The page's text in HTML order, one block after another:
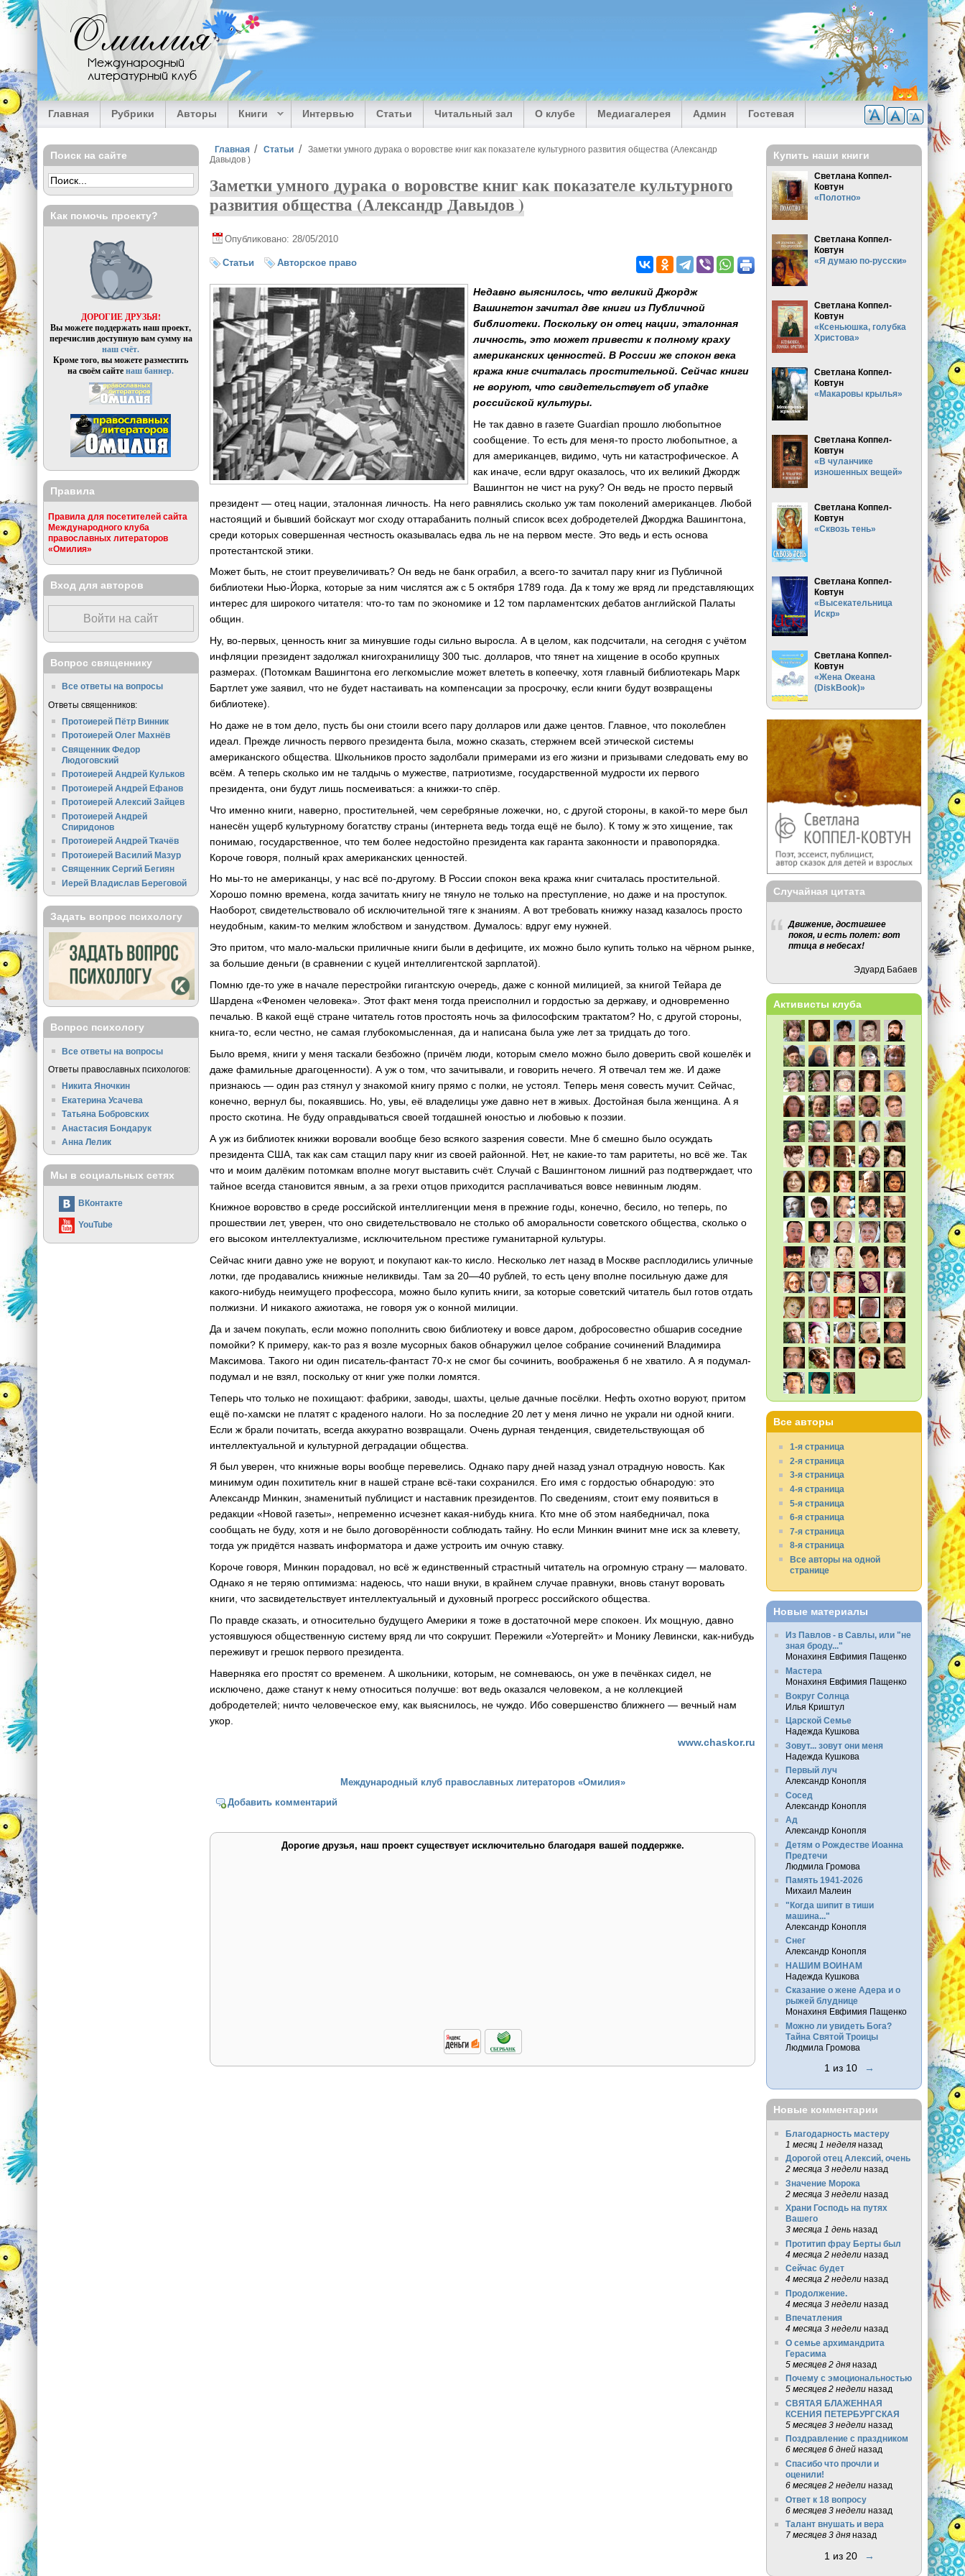
Перейти к основному содержанию
Омилия
Международный
литературный клуб
Главная Рубрики Авторы Книги Интервью Статьи Читальный зал О клубе Медиагалерея Админ Гостевая
Вы здесь
Главная Статьи
Заметки умного дурака о воровстве книг как показателе культурного развития общества (Александр
Давыдов )
Заметки умного дурака о воровстве книг как показателе культурного
развития общества (Александр Давыдов )
Опубликовано: 28/05/2010
Статьи Авторское право
Недавно выяснилось, что великий Джордж
Вашингтон зачитал две книги из Публичной
библиотеки. Поскольку он отец нации, эталонная
личность, это может привести к полному краху
американских ценностей. В России же спокон века
кража книг считалась простительной. Сейчас книги
не воруют, что свидетельствует об упадке
российской культуры.
Не так давно в газете Guardian прошло любопытное
сообщение. То есть для меня-то просто любопытное, а
для американцев, видимо, чуть ни катастрофическое. А
как иначе, если вдруг оказалось, что их великий Джордж
Вашингтон не чист на руку? Он ведь не просто первый
президент — отец нации, эталонная личность. На него равнялись сколько уж там поколений американцев. Любой
настоящий и бывший бойскаут мог сходу оттарабанить полный список всех добродетелей Джорджа Вашингтона,
среди которых совершенная честность оказывалась едва ль не на первом месте. Это ведь и есть основа
протестантской этики.
Может быть, не стоит преувеличивать? Он ведь не банк ограбил, а всего-то зачитал пару книг из Публичной
библиотеки Нью-Йорка, которые за ним числятся аж с 5 октября 1789 года. Да к тому же вряд ли представляющих
интерес для широкого читателя: что-то там по экономике и 12 том парламентских дебатов английской Палаты
общин.
Ну, во-первых, ценность книг за минувшие годы сильно выросла. А в целом, как подсчитали, на сегодня с учётом
инфляции президент задолжал книгохранилищу 300 тыс. долларов, что тянет на хищение в особо крупных
размерах. (Потомкам Вашингтона его легкомыслие может влететь в копеечку, хотя главный библиотекарь Марк
Бартлет уже заявил, что не будет настаивать на компенсации за просрочку, если книги будут возвращены
библиотеке).
Но даже не в том дело, пусть бы они стоили всего пару долларов или даже центов. Главное, что поколеблен
идеал. Прежде личность первого президента была, можно сказать, стержнем всей этической системы
американского общества. Школьников просто задолбали примерами из его жизни и призывами следовать ему во
всём. А теперь сколько им не талдычь о мужестве, патриотизме, государственной мудрости их первого
президента, они будут лишь посмеиваться: а книжки-то спёр.
Что именно книги, наверно, простительней, чем серебряные ложечки, но, с другой стороны, в какой-то мере был
нанесён ущерб культурному богатству страны (интернета ведь тогда ещё не было). К тому ж это хищение, так
понимаю, государственное, что тем более недостойно президента как гаранта законности и правопорядка.
Короче говоря, полный крах американских ценностей.
Но мы-то не американцы, у нас всё по-другому. В России спокон века кража книг считалась простительной.
Хорошо помню времена, когда зачитать книгу не тянуло не только на преступление, но даже и на проступок.
Наоборот, свидетельствовало об исключительной тяге к знаниям. А вот требовать книжку назад казалось просто
неудобным, каким-то мелким жлобством и занудством. Думалось: вдруг ему нужней.
Это притом, что мало-мальски приличные книги были в дефиците, их можно было купить только на чёрном рынке,
за большие деньги (в сравнении с куцей интеллигентской зарплатой).
Помню где-то уже в начале перестройки гигантскую очередь, даже с конной милицией, за книгой Тейара де
Шардена «Феномен человека». Этот факт меня тогда преисполнил и гордостью за державу, и одновременно
печалью. В какой ещё стране читатель готов простоять ночь за философским трактатом? Но, с другой стороны,
книга-то, если честно, не самая глубокомысленная, да и написана была уже лет за тридцать до того.
Было время, книги у меня таскали безбожно (причём люди, которым смело можно было доверить свой кошелёк и
даже фамильные драгоценности). А уж о том, что зачитывали, и говорить нечего. Я отвечал тем же. И даже
признаюсь — один раз стянул у знакомой книгу прямо с полки, не устоял. Теперь меня совесть мучит. Сейчас,
конечно, вернул бы, покаявшись. Но, увы, её владелицы уже давно нет в живых. Достойная была женщина. А я
просто скотина. Не буду оправдываться своей тогдашней юностью и любовью к поэзии.
А уж из библиотек книжки воровали вообще безо всякого зазрения совести. Мне б смешно было осуждать
президента США, так как сам стащил пару книг из своей районной. Нет, не какие-то там раритеты, но всё же. Так
что и моим далёким потомкам вполне могут выставить счёт. Случай с Вашингтоном лишний раз подтверждает, что
тайное всегда становится явным, а за грехи отцов приходится расплачиваться вовсе невинным людям.
Книжное воровство в среде российской интеллигенции меня в прежние годы, конечно, бесило, но теперь, по
прошествии лет, уверен, что оно свидетельствовало не столько об аморальности советского общества, сколько о
его высоком интеллектуализме, исключительном престиже гуманитарной культуры.
Сейчас книги давно уже не воруют, и покупают как-то кисло. Несколько лет назад в Москве расплодились уличные
лотки, где продавались книжные неликвиды. Там за 20—40 рублей, то есть цену вполне посильную даже для
какого-нибудь неимущего профессора, можно было купить книги, за которые советский читатель был готов отдать
полжизни. И никакого ажиотажа, не говоря уж о конной милиции.
Да и зачем покупать, если можно пополнить свою библиотеку и вовсе даром, добросовестно обшарив соседние
помойки? К примеру, как-то раз я возле мусорных баков обнаружил целое собрание сочинений Владимира
Максимова. Такого ни один писатель-фантаст 70-х не смог бы сочинить, воображенья б не хватило. А я подумал-
подумал и не взял, поскольку от книг уже полки ломятся.
Теперь что только не похищают: фабрики, заводы, шахты, целые дачные посёлки. Нефть охотно воруют, притом
ещё по-хамски не платят с краденого налоги. Но за последние 20 лет у меня лично не украли ни одной книги.
Если ж брали почитать, всегда аккуратно возвращали. Очень дурная тенденция, свидетельствующая об
интеллектуальной и культурной деградации общества.
Я был уверен, что книжные воры вообще перевелись. Однако пару дней назад узнал отрадную новость. Как
минимум один похититель книг в нашей стране всё-таки сохранился. Его имя с гордостью обнародую: это
Александр Минкин, знаменитый публицист и наставник президентов. По сведениям, стоит ему появиться в
редакции «Новой газеты», непременно исчезнет какая-нибудь книга. Кто мне об этом наябедничал, пока
сообщать не буду, хотя и не было договорённости соблюдать тайну. Но если Минкин вчинит мне иск за клевету,
тогда уж придётся назвать информатора и даже устроить им очную ставку.
Короче говоря, Минкин порадовал, но всё ж единственный страстный читатель на огромную страну — маловато.
Однако я не теряю оптимизма: надеюсь, что наши внуки, в крайнем случае правнуки, вновь станут воровать
книги, что засвидетельствует интеллектуальный и духовный прогресс российского общества.
По правде сказать, и относительно будущего Америки я тоже в достаточной мере спокоен. Их мощную, давно
устоявшуюся общественную систему вряд ли что сокрушит. Пережили «Уотергейт» и Монику Левински, как-нибудь
переживут и грешок первого президента.
Наверняка его простят со временем. А школьники, которым, не сомневаюсь, он уже в печёнках сидел, не
исключено, даже станут к нему относиться получше: вот ведь оказался человеком, а не коллекцией
добродетелей; ничто человеческое ему, как выяснилось, не чуждо. Ибо совершенство ближнего — вечный нам
укор.
www.chaskor.ru
Международный клуб православных литераторов «Омилия»
Добавить комментарий
Дорогие друзья, наш проект существует исключительно благодаря вашей поддержке.
Поиск на сайте
Как помочь проекту?
ДОРОГИЕ ДРУЗЬЯ!
Вы можете поддержать наш проект,
перечислив доступную вам сумму на
наш счёт.
Кроме того, вы можете разместить
на своём сайтенаш баннер.
Правила
Правила для посетителей сайта
Международного клуба
православных литераторов
«Омилия»
Вход для авторов
Войти на сайт
Вопрос священнику
Все ответы на вопросы
Ответы священников:
Протоиерей Пётр Винник
Протоиерей Олег Махнёв
Священник Федор
Людоговский
Протоиерей Андрей Кульков
Протоиерей Андрей Ефанов
Протоиерей Алексий Зайцев
Протоиерей Андрей
Спиридонов
Протоиерей Андрей Ткачёв
Протоиерей Василий Мазур
Священник Сергий Бегиян
Иерей Владислав Береговой
Задать вопрос психологу
Вопрос психологу
Все ответы на вопросы
Ответы православных психологов:
Никита Яночкин
Екатерина Усачева
Татьяна Бобровских
Анастасия Бондарук
Анна Лелик
Мы в социальных сетях
ВКонтакте
YouTube
Купить наши книги
Светлана Коппел-
Ковтун
«Полотно»
Светлана Коппел-
Ковтун
«Я думаю по-русски»
Светлана Коппел-
Ковтун
«Ксеньюшка, голубка
Христова»
Светлана Коппел-
Ковтун
«Макаровы крылья»
Светлана Коппел-
Ковтун
«В чуланчике
изношенных вещей»
Светлана Коппел-
Ковтун
«Сквозь тень»
Светлана Коппел-
Ковтун
«Высекательница
Искр»
Светлана Коппел-
Ковтун
«Жена Океана
(DiskBook)»
Случайная цитата
Движение, достигшее
покоя, и есть полет: вот
птица в небесах!
Эдуард Бабаев
Активисты клуба
Все авторы
1-я страница
2-я страница
3-я страница
4-я страница
5-я страница
6-я страница
7-я страница
8-я страница
Все авторы на одной
странице
Новые материалы
Из Павлов - в Савлы, или "не
зная броду..."
Монахиня Евфимия Пащенко
Мастера
Монахиня Евфимия Пащенко
Вокруг Солнца
Илья Криштул
Царской Семье
Надежда Кушкова
Зовут... зовут они меня
Надежда Кушкова
Первый луч
Александр Конопля
Сосед
Александр Конопля
Ад
Александр Конопля
Детям о Рождестве Иоанна
Предтечи
Людмила Громова
Память 1941-2026
Михаил Малеин
"Когда шипит в тиши
машина..."
Александр Конопля
Снег
Александр Конопля
НАШИМ ВОИНАМ
Надежда Кушкова
Сказание о жене Адера и о
рыжей блуднице
Монахиня Евфимия Пащенко
Можно ли увидеть Бога?
Тайна Святой Троицы
Людмила Громова
1 из 10 →
Новые комментарии
Благодарность мастеру
1 месяц 1 неделяназад
Дорогой отец Алексий, очень
2 месяца 3 неделиназад
Значение Морока
2 месяца 3 неделиназад
Храни Господь на путях
Вашего
3 месяца 1 деньназад
Протитип фрау Берты был
4 месяца 2 неделиназад
Сейчас будет
4 месяца 2 неделиназад
Продолжение.
4 месяца 3 неделиназад
Впечатления
4 месяца 3 неделиназад
О семье архимандрита
Герасима
5 месяцев 2 дняназад
Почему с эмоциональностью
5 месяцев 2 неделиназад
СВЯТАЯ БЛАЖЕННАЯ
КСЕНИЯ ПЕТЕРБУРГСКАЯ
5 месяцев 3 неделиназад
Поздравление с праздником
6 месяцев 6 днейназад
Спасибо что прочли и
оценили!
6 месяцев 2 неделиназад
Ответ к 18 вопросу
6 месяцев 3 неделиназад
Талант внушать и вера
7 месяцев 3 дняназад
1 из 20 →